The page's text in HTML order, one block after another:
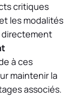
critiques
les modalités
à ces
maintenir la
associés.